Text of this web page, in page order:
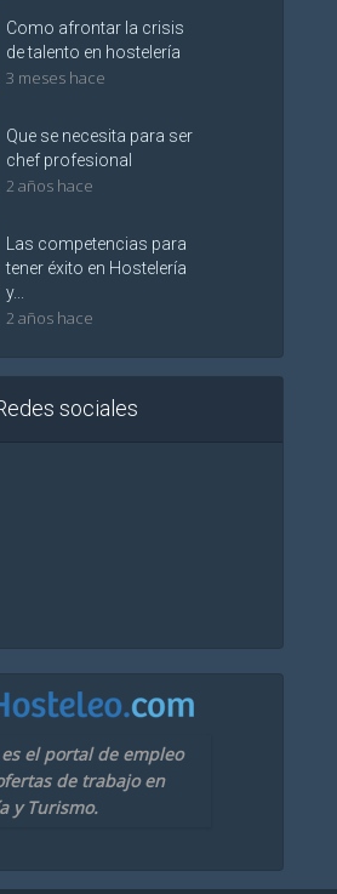
Como afrontar la crisis
de talento en hostelería
3 meses hace
Que se necesita para ser
chef profesional
2 años hace
Las competencias para
tener éxito en Hostelería
y...
2 años hace
sociales
el portal de empleo
de trabajo en
y Turismo.